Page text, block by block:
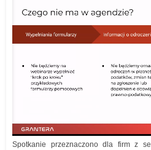
Spotkanie przeznaczono dla firm z